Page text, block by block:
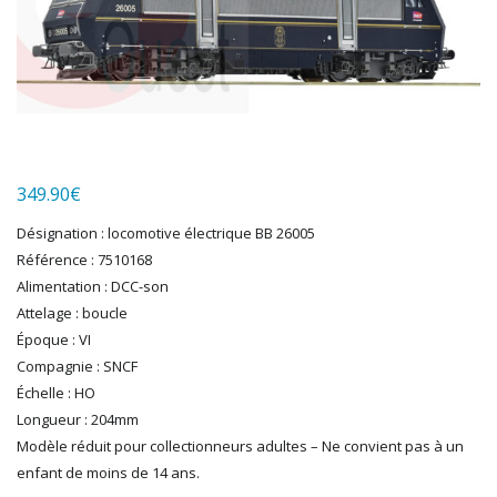
HERKAT
HUMBROL
ITALERI
JOUEF
MAKETTE
MARLKIN
MKD
NOREV
NOVATEUR MODELES
PECO
PG mini
PIKO
PN SUD MODELISME
PREISER
PRINCE AUGUST
349.90€
Désignation : locomotive électrique BB 26005
Référence : 7510168
Alimentation : DCC-son
Attelage : boucle
Époque : VI
Compagnie : SNCF
Échelle : HO
Longueur : 204mm
Modèle réduit pour collectionneurs adultes – Ne convient pas à un
enfant de moins de 14 ans.